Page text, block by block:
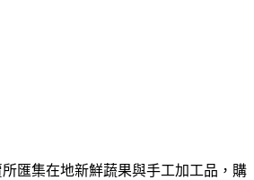
匯集在地新鮮蔬果與手工加工品，購